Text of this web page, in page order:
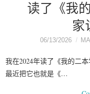
（连载）
《KVM虚拟化技术
战与原理解析》
读了《我
家
06/13/2026
我在2024年读了《我的二
最近把它也就是《…